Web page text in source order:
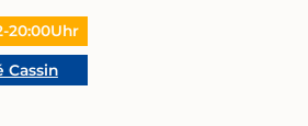
-20:00Uhr
Cassin